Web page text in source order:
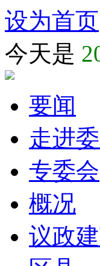
设为首页
今天是
要闻
走进
专委会
概况
议政